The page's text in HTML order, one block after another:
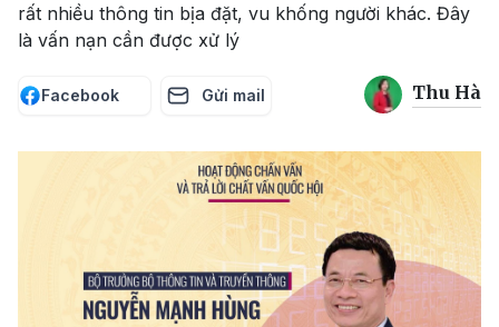
rất nhiều thông tin bịa đặt, vu khống người khác. Đây
là vấn nạn cần được xử lý
Facebook Gửi mail Thu Hà